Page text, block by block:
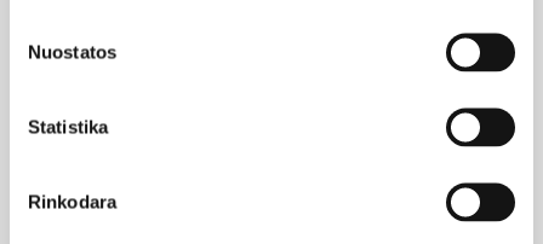
Nuostatos
Statistika
Rinkodara